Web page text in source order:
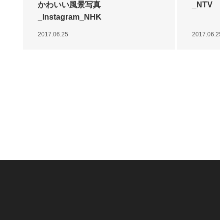
かわいい風景写真
_Instagram_NHK
2017.06.25
_NTV